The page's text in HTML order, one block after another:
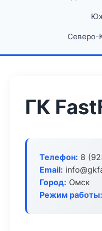
Северо-
ГК
Телефон: 8
Email:
Город: Омск
Режим работы: